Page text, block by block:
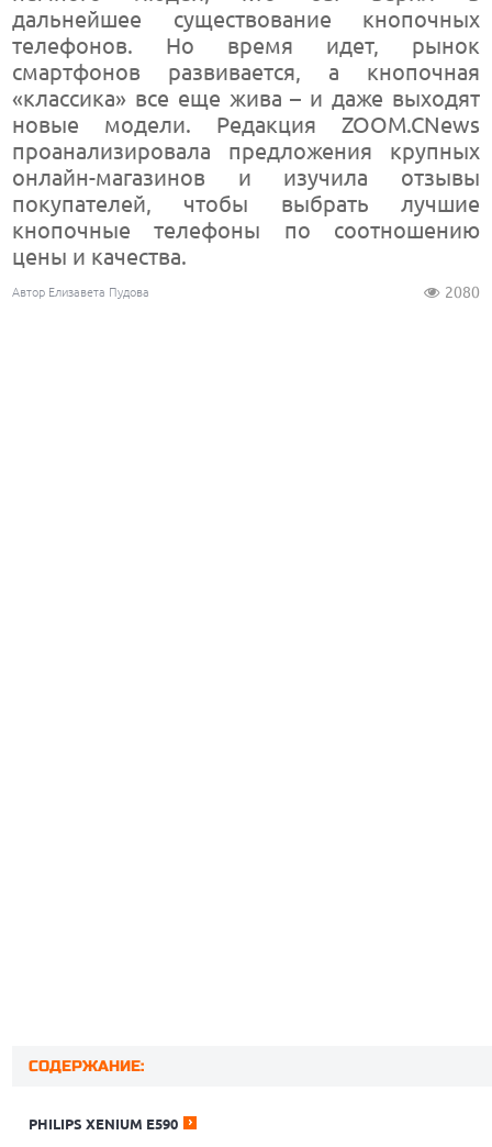
дальнейшее существование кнопочных
телефонов. Но время идет, рынок
смартфонов развивается, а кнопочная
«классика» все еще жива – и даже выходят
новые модели. Редакция ZOOM.CNews
проанализировала предложения крупных
онлайн-магазинов и изучила отзывы
покупателей, чтобы выбрать лучшие
кнопочные телефоны по соотношению
цены и качества.
Автор Елизавета Пудова 2080
СОДЕРЖАНИЕ:
PHILIPS XENIUM E590